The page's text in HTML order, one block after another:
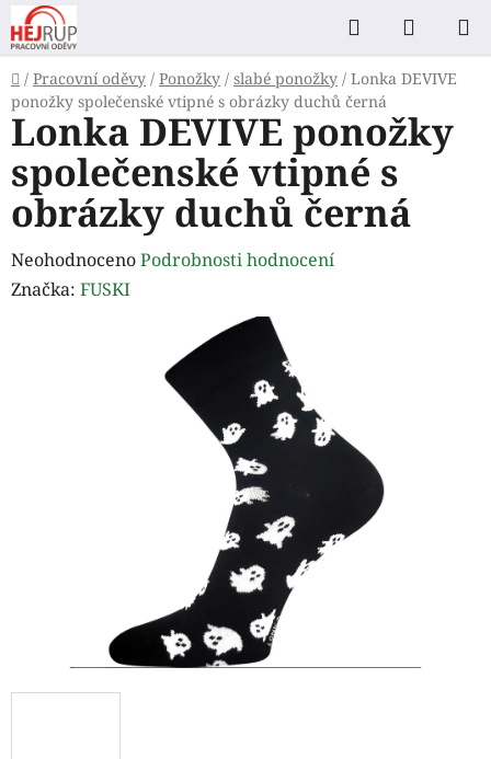
Přejít
na
obsah
Hledat
KOŠÍK
Domů
/ Pracovní oděvy / Ponožky / slabé ponožky / Lonka DEVIVE
ponožky společenské vtipné s obrázky duchů černá
Lonka DEVIVE ponožky
společenské vtipné s
obrázky duchů černá
Průměrné
hodnocení
NeohodnocenoPodrobnosti hodnocení
Značka: FUSKI